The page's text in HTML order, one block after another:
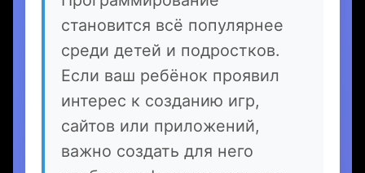
Записаться на вводный урок
Программирование
становится всё популярнее
среди детей и подростков.